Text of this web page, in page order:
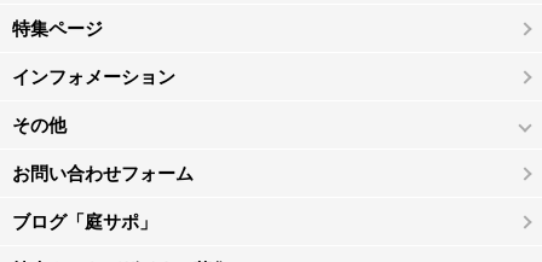
特集ページ
インフォメーション
その他
お問い合わせフォーム
ブログ「庭サポ」